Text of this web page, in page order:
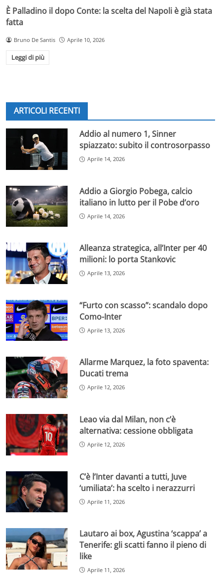
È Palladino il dopo Conte: la scelta del Napoli è già stata
fatta
Bruno De Santis Aprile 10, 2026
Leggi di più
ARTICOLI RECENTI
Addio al numero 1, Sinner
spiazzato: subito il controsorpasso
Aprile 14, 2026
Addio a Giorgio Pobega, calcio
italiano in lutto per il Pobe d’oro
Aprile 14, 2026
Alleanza strategica, all’Inter per 40
milioni: lo porta Stankovic
Aprile 13, 2026
“Furto con scasso”: scandalo dopo
Como-Inter
Aprile 13, 2026
Allarme Marquez, la foto spaventa:
Ducati trema
Aprile 12, 2026
Leao via dal Milan, non c’è
alternativa: cessione obbligata
Aprile 12, 2026
C’è l’Inter davanti a tutti, Juve
‘umiliata’: ha scelto i nerazzurri
Aprile 11, 2026
Lautaro ai box, Agustina ‘scappa’ a
Tenerife: gli scatti fanno il pieno di
like
Aprile 11, 2026